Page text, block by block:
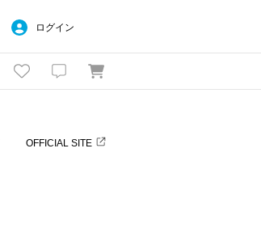
ログイン
OFFICIAL SITE